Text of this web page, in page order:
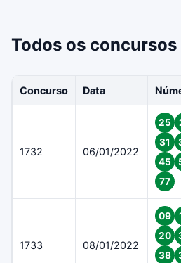
Todos os
Concurso Data
1732 06/01/2022
25
31
45
77
1733 08/01/2022
09
20
38